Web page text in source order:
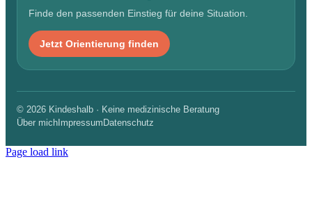
Finde den passenden Einstieg für deine Situation.
Jetzt Orientierung finden
© 2026 Kindeshalb · Keine medizinische Beratung
Über mich Impressum Datenschutz
Page load link